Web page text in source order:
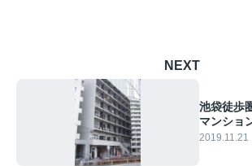
NEXT
池袋徒歩
マンショ
2019.11.21